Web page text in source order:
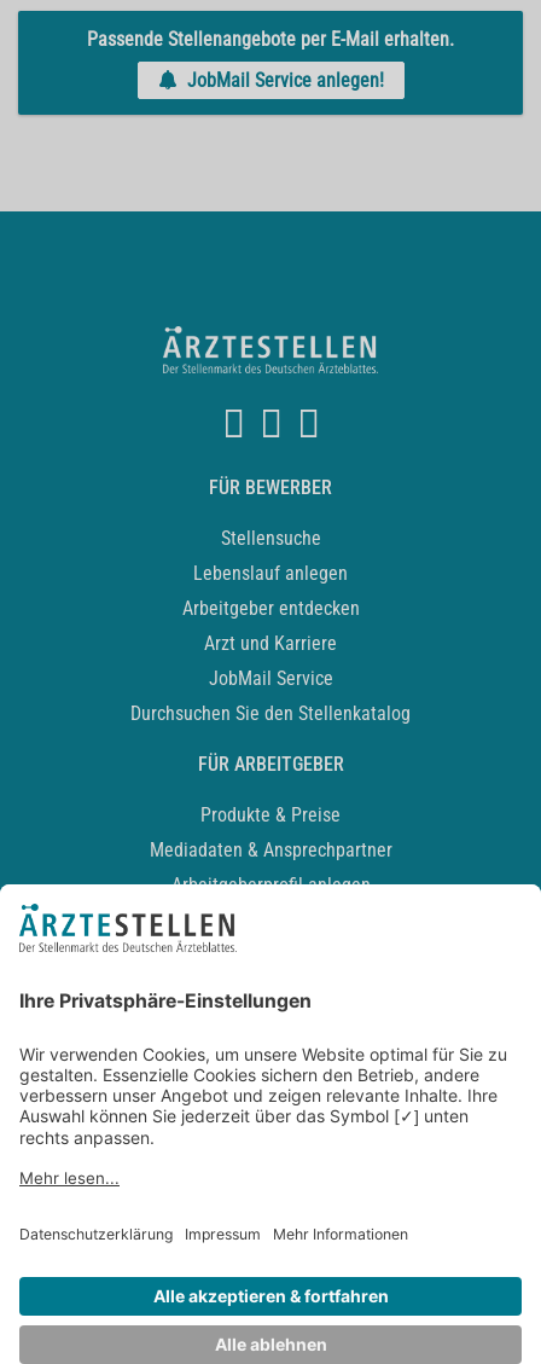
Passende Stellenangebote per E-Mail erhalten.
JobMail Service anlegen!
FÜR BEWERBER
Stellensuche
Lebenslauf anlegen
Arbeitgeber entdecken
Arzt und Karriere
JobMail Service
Durchsuchen Sie den Stellenkatalog
FÜR ARBEITGEBER
Produkte & Preise
Mediadaten & Ansprechpartner
Arbeitgeberprofil anlegen
Recruiting-Podcast
Kontakt
Datenschutz
Newsletter